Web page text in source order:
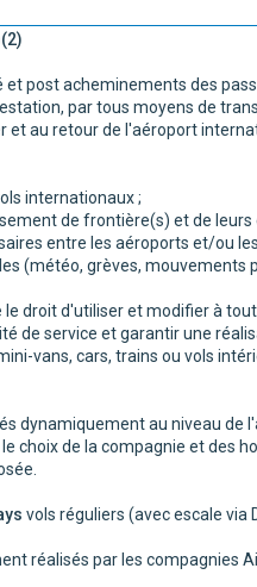
et post acheminements des
par tous moyens de
et au retour de l'aéroport
internationaux ;
de frontière(s) et de leurs
entre les aéroports et/ou
(météo, grèves, mouvements
le droit d'utiliser et modifier à
de service et garantir une
vans, cars, trains ou vols
dynamiquement au niveau de
choix de la compagnie et des
vols réguliers (avec escale
réalisés par les compagnies